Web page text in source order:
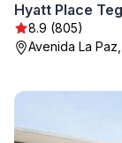
Hyatt Place
8.9 (805)
Avenida La